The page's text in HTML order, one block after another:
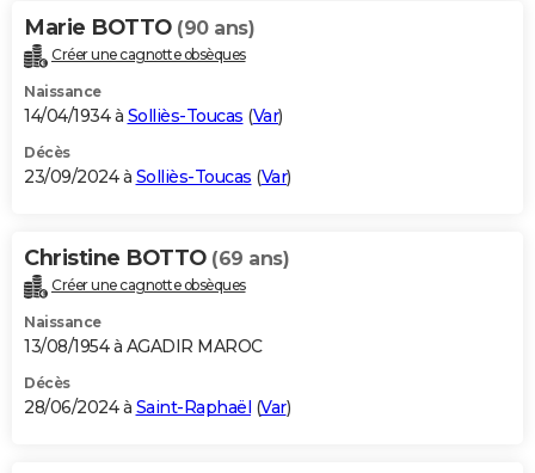
Marie BOTTO (90 ans)
Créer une cagnotte obsèques
Naissance
14/04/1934 à Solliès-Toucas (Var)
Décès
23/09/2024 à Solliès-Toucas (Var)
Christine BOTTO (69 ans)
Créer une cagnotte obsèques
Naissance
13/08/1954 à AGADIR MAROC
Décès
28/06/2024 à Saint-Raphaël (Var)